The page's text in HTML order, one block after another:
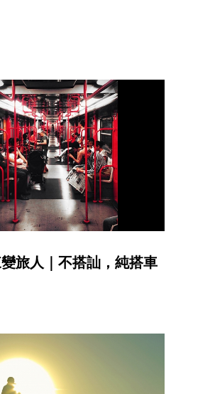
旅人｜不搭訕，純搭車